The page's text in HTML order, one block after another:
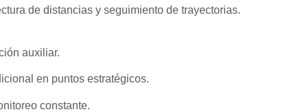
de distancias y seguimiento de trayectorias.
auxiliar.
en puntos estratégicos.
constante.